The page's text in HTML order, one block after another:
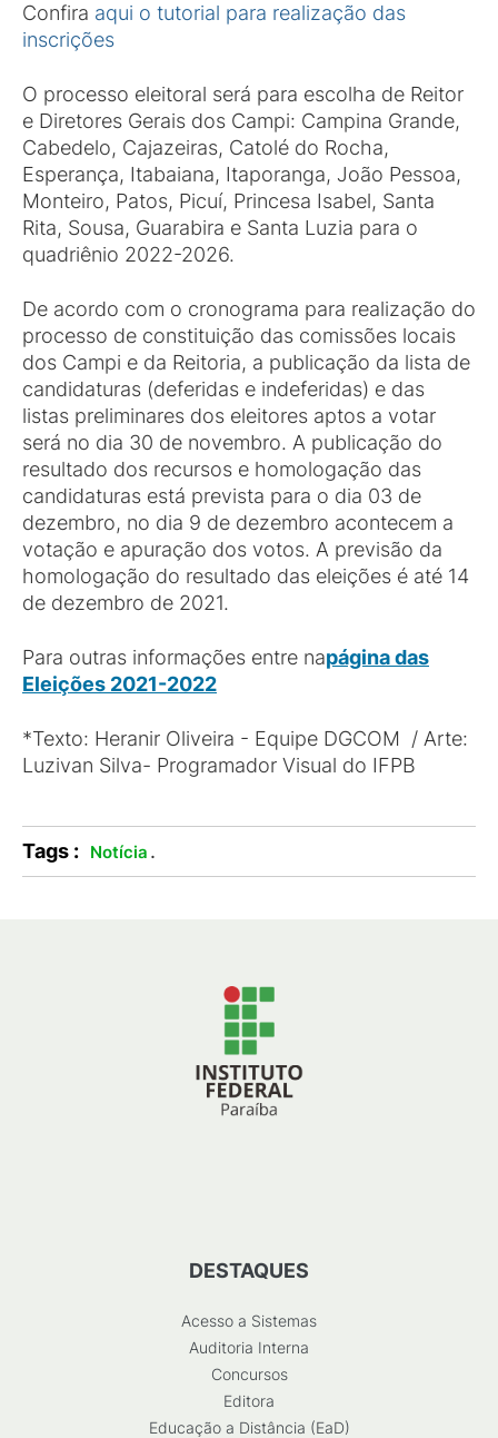
Confira aqui o tutorial para realização das
inscrições
O processo eleitoral será para escolha de Reitor
e Diretores Gerais dos Campi: Campina Grande,
Cabedelo, Cajazeiras, Catolé do Rocha,
Esperança, Itabaiana, Itaporanga, João Pessoa,
Monteiro, Patos, Picuí, Princesa Isabel, Santa
Rita, Sousa, Guarabira e Santa Luzia para o
quadriênio 2022-2026.
De acordo com o cronograma para realização do
processo de constituição das comissões locais
dos Campi e da Reitoria, a publicação da lista de
candidaturas (deferidas e indeferidas) e das
listas preliminares dos eleitores aptos a votar
será no dia 30 de novembro. A publicação do
resultado dos recursos e homologação das
candidaturas está prevista para o dia 03 de
dezembro, no dia 9 de dezembro acontecem a
votação e apuração dos votos. A previsão da
homologação do resultado das eleições é até 14
de dezembro de 2021.
Para outras informações entre napágina das
Eleições 2021-2022
*Texto: Heranir Oliveira - Equipe DGCOM / Arte:
Luzivan Silva- Programador Visual do IFPB
Tags : Notícia .
DESTAQUES
Acesso a Sistemas
Auditoria Interna
Concursos
Editora
Educação a Distância (EaD)